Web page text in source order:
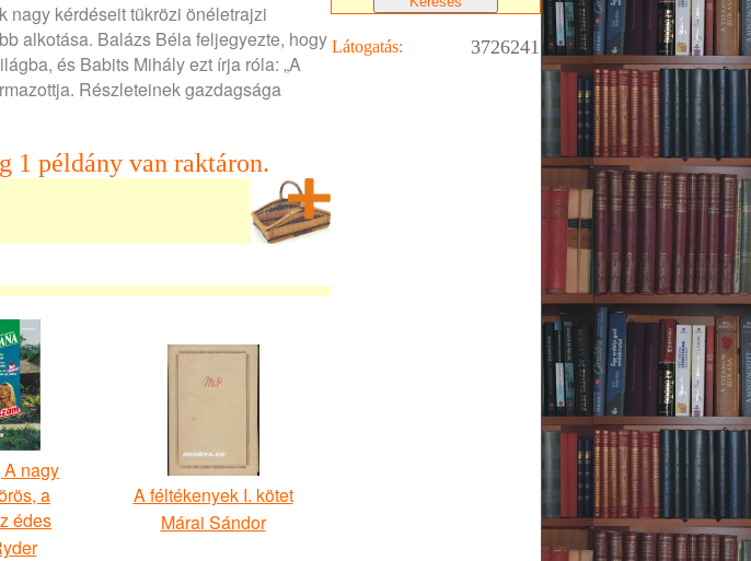
nagy kérdéseit tükrözi önéletrajzi
alkotása. Balázs Béla feljegyezte, hogy
és Babits Mihály ezt írja róla: „A
Részleteinek gazdagsága
1 példány van raktáron.
A nagy
a
édes
A féltékenyek I. kötet
Márai Sándor
Látogatás: 3726241